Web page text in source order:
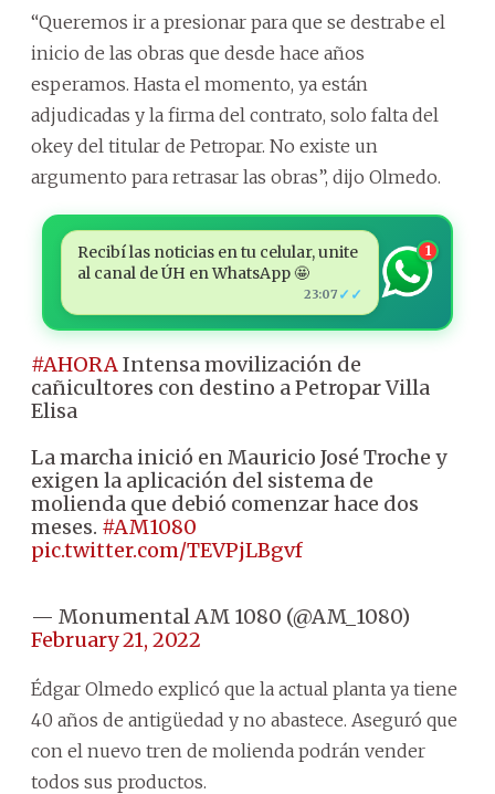
“Queremos ir a presionar para que se destrabe el
inicio de las obras que desde hace años
esperamos. Hasta el momento, ya están
adjudicadas y la firma del contrato, solo falta del
okey del titular de Petropar. No existe un
argumento para retrasar las obras”, dijo Olmedo.
Recibí las noticias en tu celular, unite
al canal de ÚH en WhatsApp 🤩
23:07 ✓✓
1
#AHORAIntensa movilización de
cañicultores con destino a Petropar Villa
Elisa
La marcha inició en Mauricio José Troche y
exigen la aplicación del sistema de
molienda que debió comenzar hace dos
meses. #AM1080
pic.twitter.com/TEVPjLBgvf
— Monumental AM 1080 (@AM_1080)
February 21, 2022
Édgar Olmedo explicó que la actual planta ya tiene
40 años de antigüedad y no abastece. Aseguró que
con el nuevo tren de molienda podrán vender
todos sus productos.